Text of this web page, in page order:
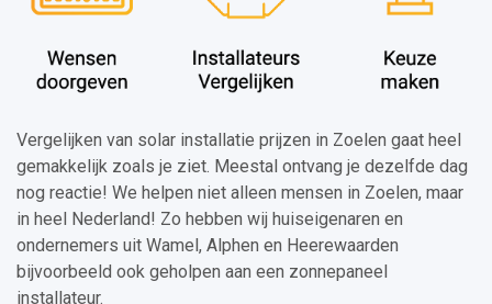
Vergelijken van solar installatie prijzen in Zoelen gaat heel
gemakkelijk zoals je ziet. Meestal ontvang je dezelfde dag
nog reactie! We helpen niet alleen mensen in Zoelen, maar
in heel Nederland! Zo hebben wij huiseigenaren en
ondernemers uit Wamel, Alphen en Heerewaarden
bijvoorbeeld ook geholpen aan een zonnepaneel
installateur.